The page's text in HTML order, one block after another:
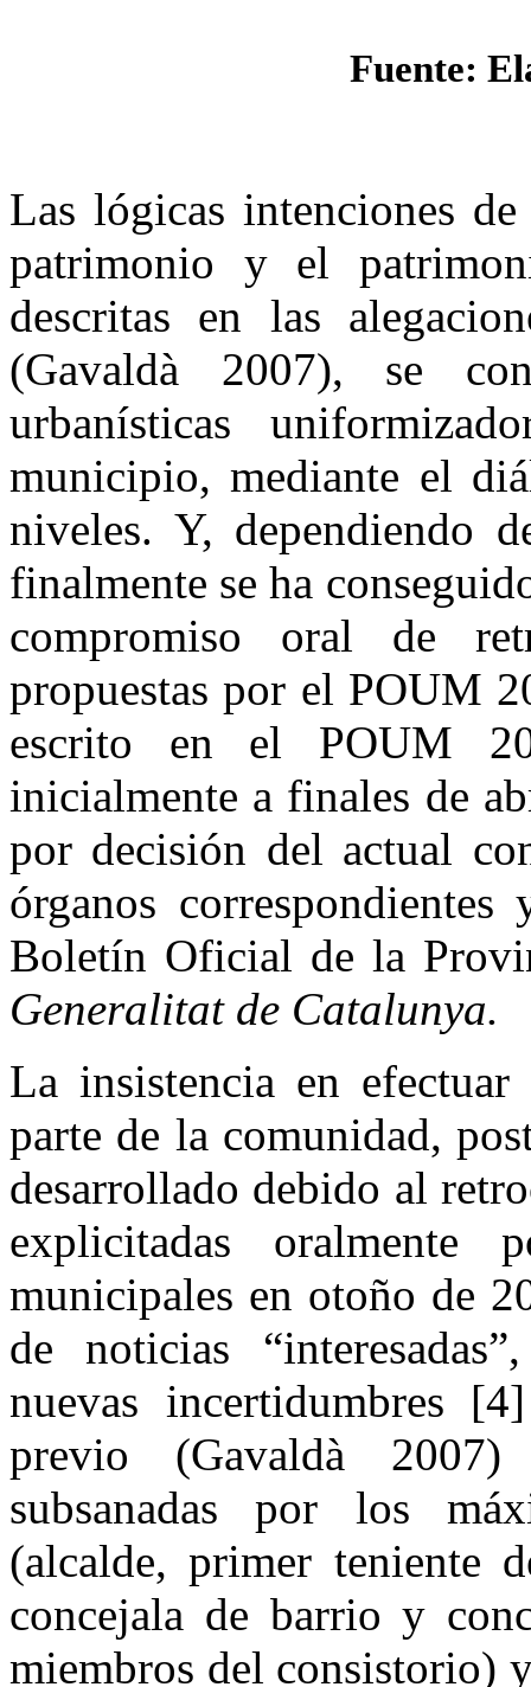
Fuente:
Las lógicas intenciones
patrimonio y el
descritas en las
(Gavaldà 2007), se
urbanísticas
municipio, mediante el
niveles. Y, dependiendo
finalmente se ha
compromiso oral de
propuestas por el POUM
escrito en el POUM
inicialmente a finales de
por decisión del actual
órganos
Boletín Oficial de la
Generalitat de Catalunya.
La insistencia en
parte de la comunidad,
desarrollado debido al
explicitadas oralmente
municipales en otoño de
de noticias
nuevas incertidumbres
previo (Gavaldà
subsanadas por los
(alcalde, primer teniente
concejala de barrio y
miembros del consistorio)